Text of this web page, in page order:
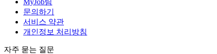
문의하기
서비스 약관
개인정보 처리방침
자주 묻는 질문